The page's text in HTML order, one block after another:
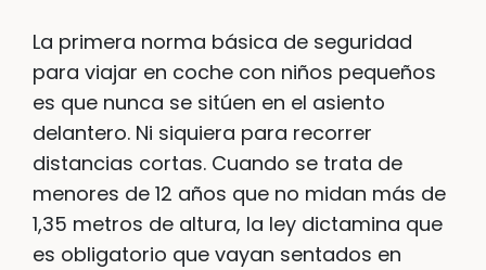
La primera norma básica de seguridad
para viajar en coche con niños pequeños
es que nunca se sitúen en el asiento
delantero. Ni siquiera para recorrer
distancias cortas. Cuando se trata de
menores de 12 años que no midan más de
1,35 metros de altura, la ley dictamina que
es obligatorio que vayan sentados en